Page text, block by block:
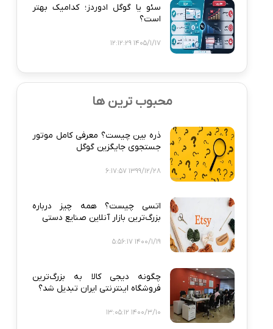
سئو یا گوگل ادوردز؛ کدامیک بهتر
است؟
1405/1/17 12:12:29
محبوب ترین ها
ذره‌ بین چیست؟ معرفی کامل موتور
جستجوی جایگزین گوگل
1399/12/28 6:17:57
اتسی چیست؟ همه‌ چیز درباره
بزرگ‌ترین بازار آنلاین صنایع دستی
1400/1/19 5:56:17
چگونه دیجی‌ کالا به بزرگ‌ترین
فروشگاه اینترنتی ایران تبدیل شد؟
1400/3/10 13:05:12